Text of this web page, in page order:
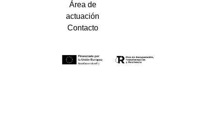
Área de
actuación
Contacto